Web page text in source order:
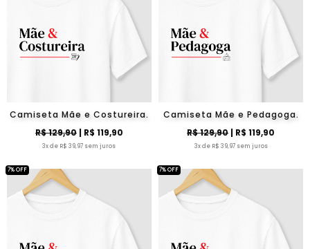
Camiseta Mãe e Costureira.
R$ 129,90| R$ 119,90
3x de R$ 39,97 sem juros
Camiseta Mãe e Pedagoga.
R$ 129,90| R$ 119,90
3x de R$ 39,97 sem juros
7% OFF 7% OFF